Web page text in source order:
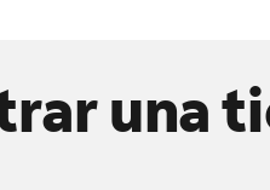
una